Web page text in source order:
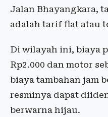
Jalan Bhayangkara,
adalah tarif flat atau
Di wilayah ini, biaya
Rp2.000 dan motor
biaya tambahan jam
resminya dapat
berwarna hijau.